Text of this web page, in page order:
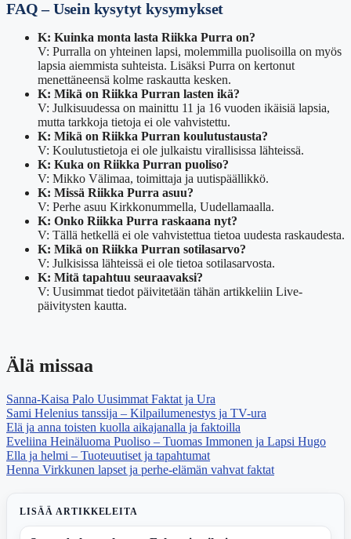
FAQ – Usein kysytyt kysymykset
K: Kuinka monta lasta Riikka Purra on?
V: Purralla on yhteinen lapsi, molemmilla puolisoilla on myös
lapsia aiemmista suhteista. Lisäksi Purra on kertonut
menettäneensä kolme raskautta kesken.
K: Mikä on Riikka Purran lasten ikä?
V: Julkisuudessa on mainittu 11 ja 16 vuoden ikäisiä lapsia,
mutta tarkkoja tietoja ei ole vahvistettu.
K: Mikä on Riikka Purran koulutustausta?
V: Koulutustietoja ei ole julkaistu virallisissa lähteissä.
K: Kuka on Riikka Purran puoliso?
V: Mikko Välimaa, toimittaja ja uutispäällikkö.
K: Missä Riikka Purra asuu?
V: Perhe asuu Kirkkonummella, Uudellamaalla.
K: Onko Riikka Purra raskaana nyt?
V: Tällä hetkellä ei ole vahvistettua tietoa uudesta raskaudesta.
K: Mikä on Riikka Purran sotilasarvo?
V: Julkisissa lähteissä ei ole tietoa sotilasarvosta.
K: Mitä tapahtuu seuraavaksi?
V: Uusimmat tiedot päivitetään tähän artikkeliin Live-
päivitysten kautta.
Älä missaa
Sanna-Kaisa Palo Uusimmat Faktat ja Ura
Sami Helenius tanssija – Kilpailumenestys ja TV-ura
Elä ja anna toisten kuolla aikajanalla ja faktoilla
Eveliina Heinäluoma Puoliso – Tuomas Immonen ja Lapsi Hugo
Ella ja helmi – Tuoteuutiset ja tapahtumat
Henna Virkkunen lapset ja perhe-elämän vahvat faktat
LISÄÄ ARTIKKELEITA